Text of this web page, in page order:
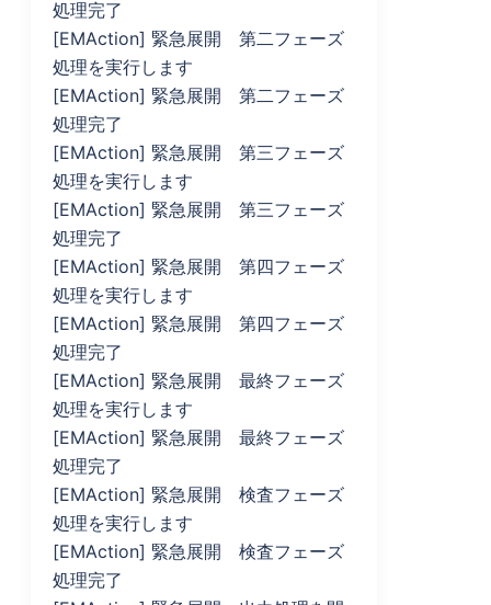
処理完了
[EMAction] 緊急展開 第二フェーズ
処理を実行します
[EMAction] 緊急展開 第二フェーズ
処理完了
[EMAction] 緊急展開 第三フェーズ
処理を実行します
[EMAction] 緊急展開 第三フェーズ
処理完了
[EMAction] 緊急展開 第四フェーズ
処理を実行します
[EMAction] 緊急展開 第四フェーズ
処理完了
[EMAction] 緊急展開 最終フェーズ
処理を実行します
[EMAction] 緊急展開 最終フェーズ
処理完了
[EMAction] 緊急展開 検査フェーズ
処理を実行します
[EMAction] 緊急展開 検査フェーズ
処理完了